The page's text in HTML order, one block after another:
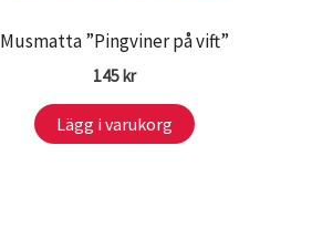
Musmatta ”Pingviner på vift”
145kr
Lägg i varukorg